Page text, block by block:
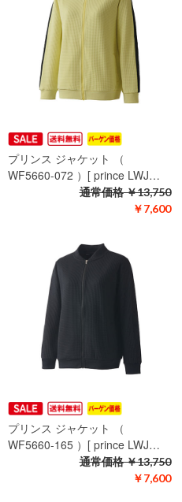
プリンス ジャケット （
WF5660-072 ）[ prince LWJ…
￥7,600
通常価格￥13,750
プリンス ジャケット （
WF5660-165 ）[ prince LWJ…
￥7,600
通常価格￥13,750